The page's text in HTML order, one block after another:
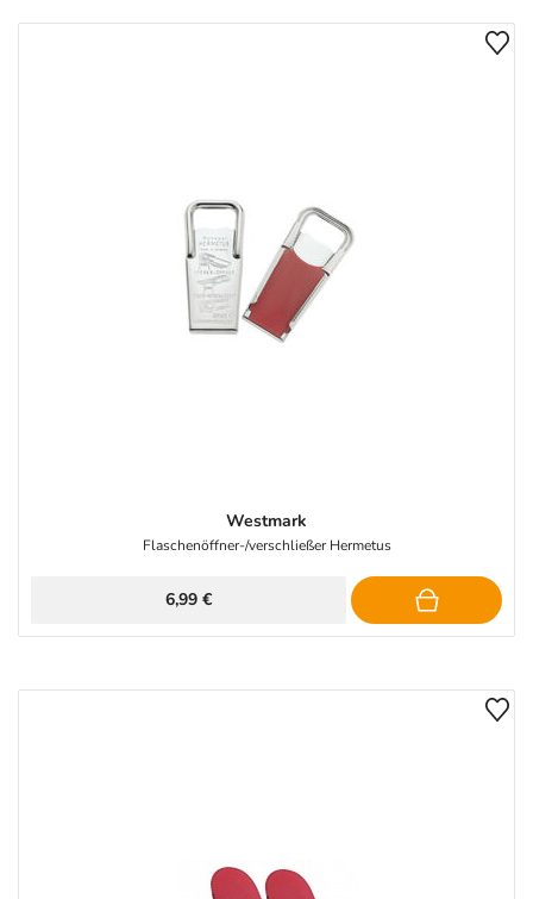
Westmark
Flaschenöffner-/verschließer Hermetus
6,99 €